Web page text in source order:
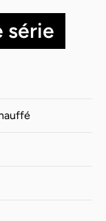
série